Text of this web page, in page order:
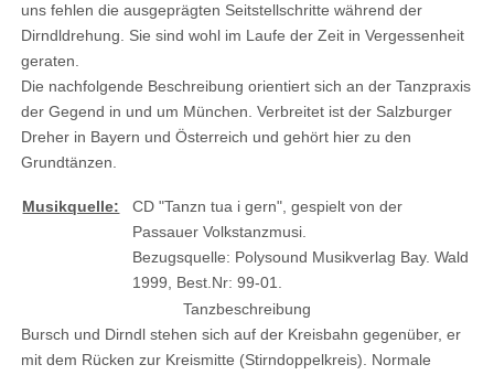
uns fehlen die ausgeprägten Seitstellschritte während der
Dirndldrehung. Sie sind wohl im Laufe der Zeit in Vergessenheit
geraten.
Die nachfolgende Beschreibung orientiert sich an der Tanzpraxis
der Gegend in und um München. Verbreitet ist der Salzburger
Dreher in Bayern und Österreich und gehört hier zu den
Grundtänzen.
Musikquelle:
CD "Tanzn tua i gern", gespielt von der
Passauer Volkstanzmusi.
Bezugsquelle: Polysound Musikverlag Bay. Wald
1999, Best.Nr: 99-01.
Tanzbeschreibung
Bursch und Dirndl stehen sich auf der Kreisbahn gegenüber, er
mit dem Rücken zur Kreismitte (Stirndoppelkreis). Normale